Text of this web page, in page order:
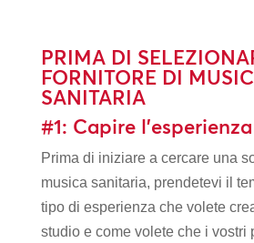
PRIMA DI
FORNITORE DI
SANITARIA
#1: Capire
Prima di iniziare a cercare una
musica sanitaria, prendetevi il
tipo di esperienza che volete
studio e come volete che i vostri